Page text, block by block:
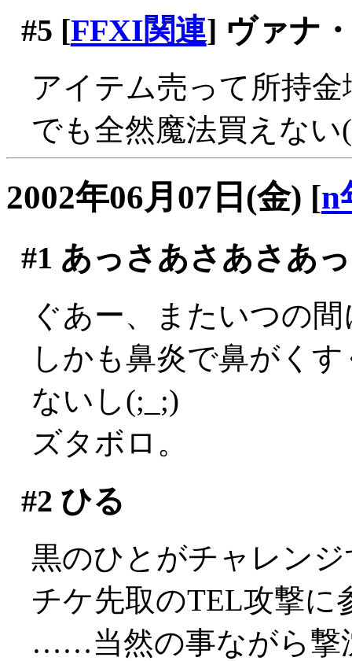
#5 [FFXI関連] ヴァナ
アイテム売って所持
でも全然魔法買えな
2002年06月07日(金) [n
#1 あっさあさあさあ
ぐあー、またいつの
しかも鼻炎で鼻がく
ないし(;_;)
ズタボロ。
#2 ひる
黒のひとがチャレン
チケ先取のTEL攻撃に
……当然の事ながら撃